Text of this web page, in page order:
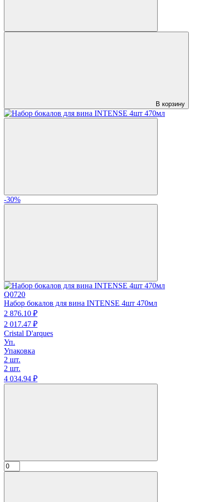
В корзину
-30%
Q0720
Набор бокалов для вина INTENSE 4шт 470мл
2 876.10 ₽
2 017.47 ₽
Cristal D'arques
Уп.
Упаковка
2 шт.
2 шт.
4 034.94 ₽